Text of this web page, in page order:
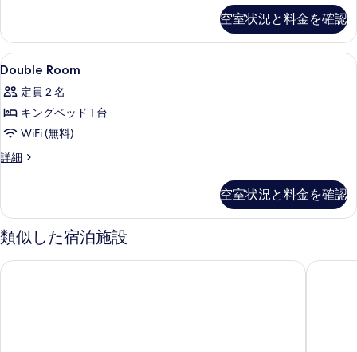
の
写
真
を
表
示
す
ィ
ビ
ュ
ー
の
す
べ
の
写
真
を
台
テ
ィ
ビ
ュ
ー
の
詳
細
写
真
を
表
示
す
詳
細
空室状況と料金を確認
Double
Room
の
す
べ
て
真
を
表
羽毛の掛け布団、セーフティボック
8
Double Room
定員 2 名
キングベッド 1 台
WiFi (無料)
詳細
Double
細
空室状況と料金を確認
類似した宿泊施設
ノルウェイ フォレスト トラベル ホテル 1 台中 (挪威森林行旅
53 ホテ